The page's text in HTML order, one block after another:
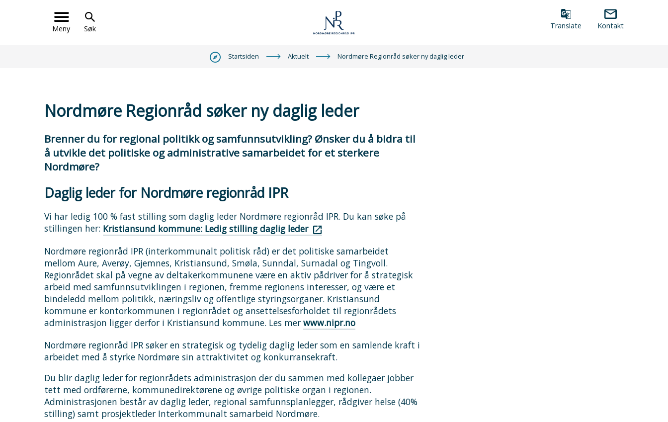
Søk
Nordmøre
Verktøymeny
Translate Kontakt
Meny
Startsiden Aktuelt Nordmøre Regionråd søker ny daglig leder
Nordmøre Regionråd søker ny daglig leder
Brenner du for regional politikk og samfunnsutvikling? Ønsker du å bidra til
å utvikle det politiske og administrative samarbeidet for et sterkere
Nordmøre?
Daglig leder for Nordmøre regionråd IPR
Vi har ledig 100 % fast stilling som daglig leder Nordmøre regionråd IPR. Du kan søke på
stillingen her: Kristiansund kommune: Ledig stilling daglig leder
Nordmøre regionråd IPR (interkommunalt politisk råd) er det politiske samarbeidet
mellom Aure, Averøy, Gjemnes, Kristiansund, Smøla, Sunndal, Surnadal og Tingvoll.
Regionrådet skal på vegne av deltakerkommunene være en aktiv pådriver for å strategisk
arbeid med samfunnsutviklingen i regionen, fremme regionens interesser, og være et
bindeledd mellom politikk, næringsliv og offentlige styringsorganer. Kristiansund
kommune er kontorkommunen i regionrådet og ansettelsesforholdet til regionrådets
administrasjon ligger derfor i Kristiansund kommune. Les mer www.nipr.no
Nordmøre regionråd IPR søker en strategisk og tydelig daglig leder som en samlende kraft i
arbeidet med å styrke Nordmøre sin attraktivitet og konkurransekraft.
Du blir daglig leder for regionrådets administrasjon der du sammen med kollegaer jobber
tett med ordførerne, kommunedirektørene og øvrige politiske organ i regionen.
Administrasjonen består av daglig leder, regional samfunnsplanlegger, rådgiver helse (40%
stilling) samt prosjektleder Interkommunalt samarbeid Nordmøre.